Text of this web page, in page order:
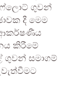
ගුවන්
දී මෙම
ආකර්ෂණීය
කිරීමේ
ගුවන් සමාගම්